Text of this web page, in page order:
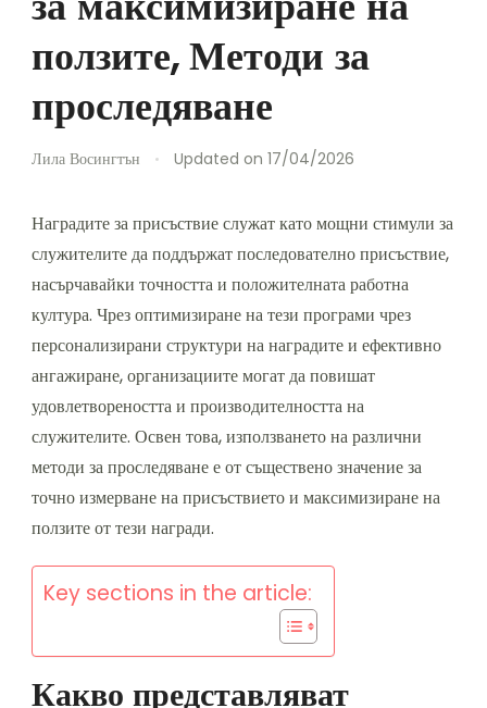
ползите, Методи за
проследяване
Лила Восингтън Updated on 17/04/2026
Наградите за присъствие служат като мощни стимули за
служителите да поддържат последователно присъствие,
насърчавайки точността и положителната работна
култура. Чрез оптимизиране на тези програми чрез
персонализирани структури на наградите и ефективно
ангажиране, организациите могат да повишат
удовлетвореността и производителността на
служителите. Освен това, използването на различни
методи за проследяване е от съществено значение за
точно измерване на присъствието и максимизиране на
ползите от тези награди.
Key sections in the article:
Какво представляват